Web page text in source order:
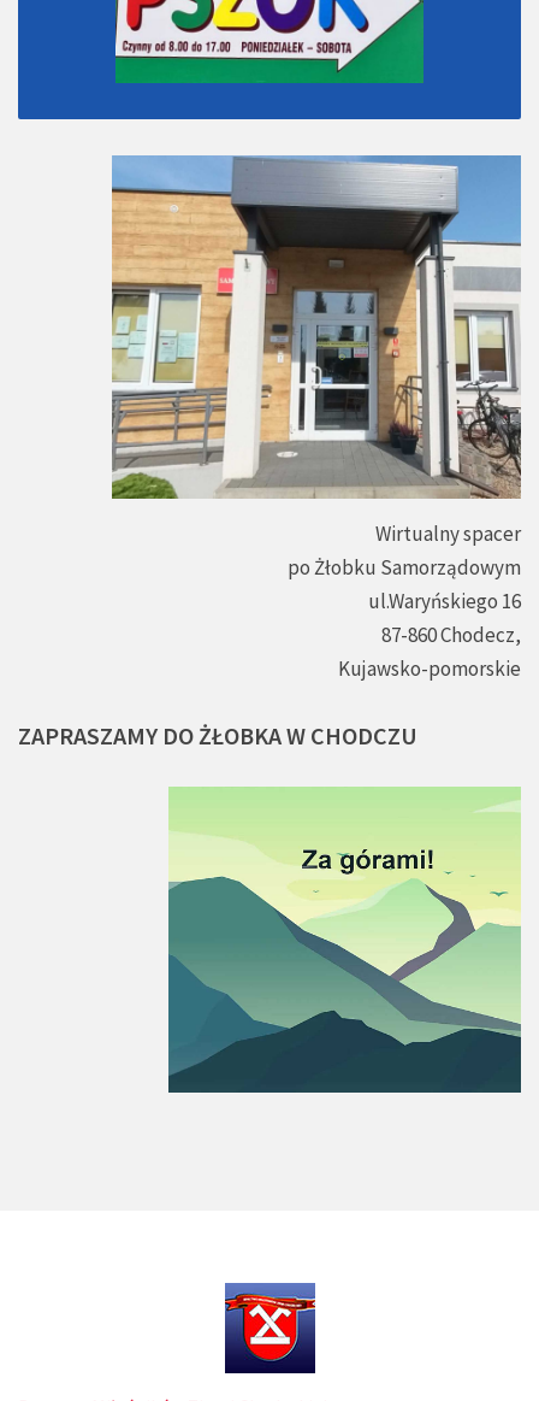
Wirtualny spacer
po Żłobku Samorządowym
ul.Waryńskiego 16
87-860 Chodecz,
Kujawsko-pomorskie
ZAPRASZAMY DO ŻŁOBKAW CHODCZU